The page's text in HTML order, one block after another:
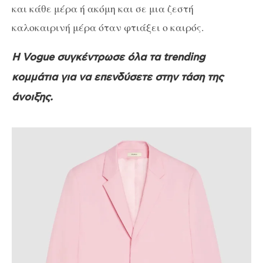
και κάθε μέρα ή ακόμη και σε μια ζεστή
καλοκαιρινή μέρα όταν φτιάξει ο καιρός.
Η Vogue συγκέντρωσε όλα τα trending
κομμάτια για να επενδύσετε στην τάση της
άνοιξης.